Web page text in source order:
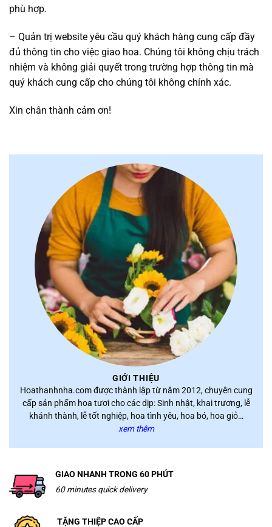
phù hợp.
– Quản trị website yêu cầu quý khách hàng cung cấp đầy
đủ thông tin cho việc giao hoa. Chúng tôi không chịu trách
nhiệm và không giải quyết trong trường hợp thông tin mà
quý khách cung cấp cho chúng tôi không chính xác.
Xin chân thành cảm ơn!
GIỚI THIỆU
Hoathanhnha.com được thành lập từ năm 2012, chuyên cung
cấp sản phẩm hoa tươi cho các dịp: Sinh nhật, khai trương, lễ
khánh thành, lễ tốt nghiệp, hoa tình yêu, hoa bó, hoa giỏ…
xem thêm
GIAO NHANH TRONG 60 PHÚT
60 minutes quick delivery
TẶNG THIỆP CAO CẤP